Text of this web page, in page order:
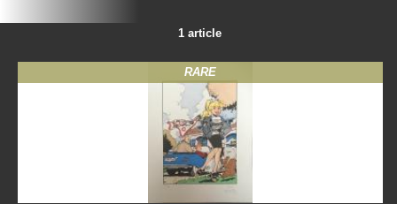
1 article
RARE